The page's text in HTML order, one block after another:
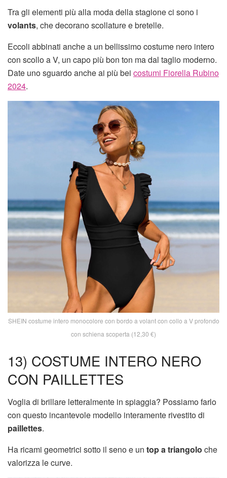
Tra gli elementi più alla moda della stagione ci sono i
volants, che decorano scollature e bretelle.
Eccoli abbinati anche a un bellissimo costume nero intero
con scollo a V, un capo più bon ton ma dal taglio moderno.
Date uno sguardo anche ai più bei costumi Fiorella Rubino
2024.
SHEIN costume intero monocolore con bordo a volant con collo a V profondo
con schiena scoperta (12,30 €)
13) COSTUME INTERO NERO
CON PAILLETTES
Voglia di brillare letteralmente in spiaggia? Possiamo farlo
con questo incantevole modello interamente rivestito di
paillettes.
Ha ricami geometrici sotto il seno e un top a triangolo che
valorizza le curve.